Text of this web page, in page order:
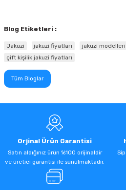
Blog Etiketleri :
Jakuzi jakuzi fiyatları jakuzi modelleri
çift kişilik jakuzi fiyatları
Tüm Bloglar
Orjinal Ürün Garantisi
Satın aldığınız ürün %100 orijinaldir
ve üretici garantisi ile sunulmaktadır.